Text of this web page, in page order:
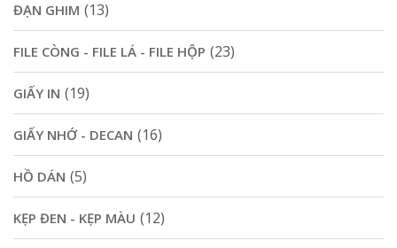
ĐẠN GHIM (13)
FILE CÒNG - FILE LÁ - FILE HỘP (23)
GIẤY IN (19)
GIẤY NHỚ - DECAN (16)
HỒ DÁN (5)
KẸP ĐEN - KẸP MÀU (12)